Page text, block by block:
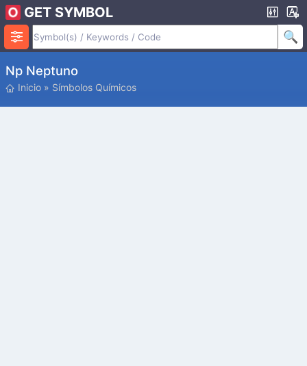
GET SYMBOL
Np Neptuno
Inicio » Símbolos Químicos